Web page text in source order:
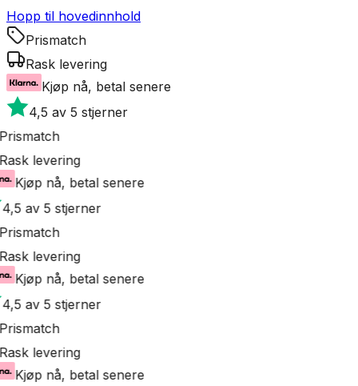
Hopp til hovedinnhold
Prismatch
Rask levering
Kjøp nå, betal senere
4,5 av 5 stjerner
levering
Kjøp nå, betal senere
av 5 stjerner
levering
Kjøp nå, betal senere
av 5 stjerner
levering
Kjøp nå, betal senere